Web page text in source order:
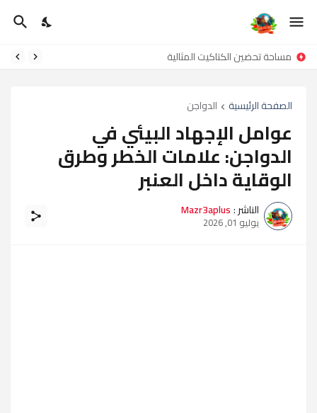
مساحة تحضين الكتاكيت المثالية
الصفحة الرئيسية الدواجن
عوامل الإجهاد البيئي في
الدواجن: علامات الخطر وطرق
الوقاية داخل العنبر
الناشر :Mazr3aplus
يوليو 01, 2026